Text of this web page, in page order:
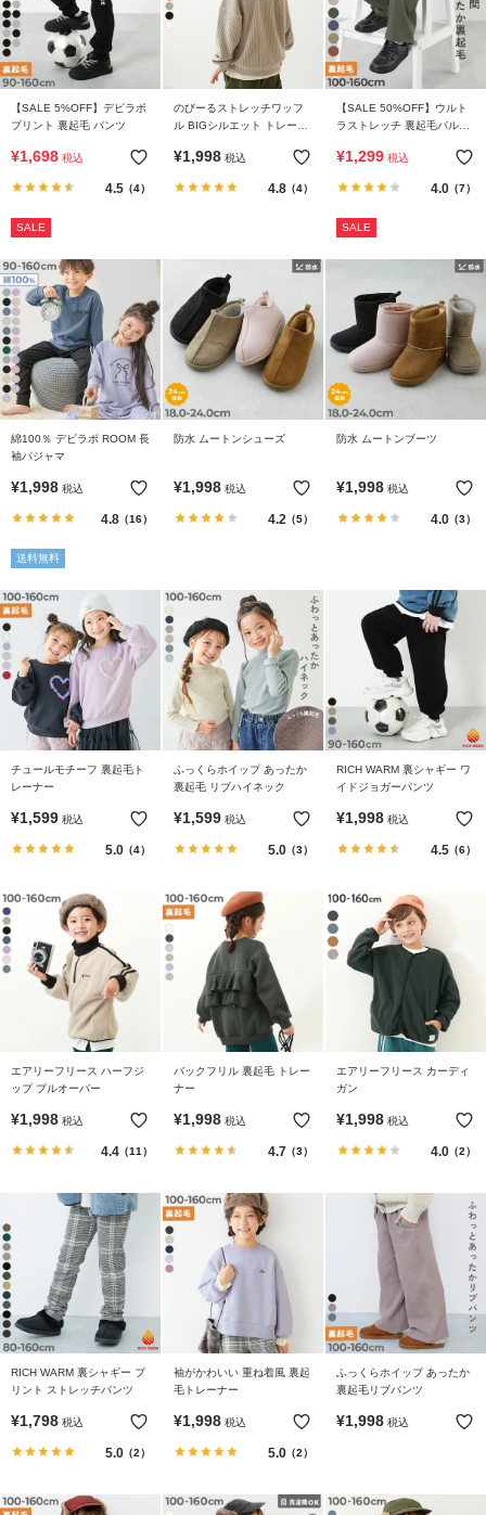
探
新
作
ら
探
特
集
ら
探
す
子
も
服
ラ
ム
イ
ド・
ヘ
ル
デ
ビ
い
て
い
物
イ
る
ご
質
問
FOLLOW
【SALE 5%OFF】デビラボ
プリント 裏起毛 パンツ
¥1,698 税込
4.5（4）
SALE
のびーるストレッチワッフ
ル BIGシルエット トレーナ
¥1,998 税込
4.8（4）
【SALE 50%OFF】ウルト
ラストレッチ 裏起毛バルー
¥1,299 税込
4.0（7）
SALE
綿100％ デビラボ ROOM 長
袖パジャマ
¥1,998 税込
4.8（16）
送料無料
防水 ムートンシューズ
¥1,998 税込
4.2 （5）
防水 ムートンブーツ
¥1,998 税込
4.0（3）
チュールモチーフ 裏起毛ト
レーナー
¥1,599 税込
5.0（4）
ふっくらホイップ あったか
裏起毛 リブハイネック
¥1,599 税込
5.0（3）
RICH WARM 裏シャギー ワ
イドジョガーパンツ
¥1,998 税込
4.5（6）
エアリーフリース ハーフジ
ップ プルオーバー
¥1,998 税込
4.4（11）
バックフリル 裏起毛 トレー
ナー
¥1,998 税込
4.7（3）
エアリーフリース カーディ
ガン
¥1,998 税込
4.0（2）
RICH WARM 裏シャギー プ
リント ストレッチパンツ
¥1,798 税込
5.0（2）
袖がかわいい 重ね着風 裏起
毛トレーナー
¥1,998 税込
5.0（2）
ふっくらホイップ あったか
裏起毛リブパンツ
¥1,998 税込